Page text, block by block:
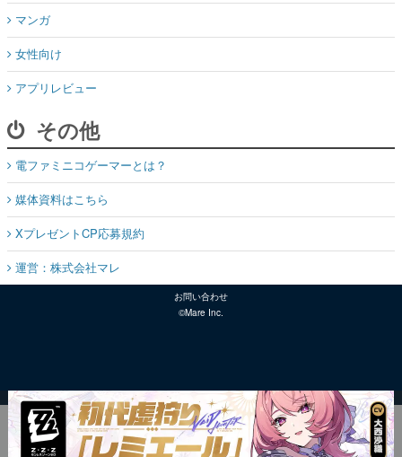
マンガ
女性向け
アプリレビュー
その他
電ファミニコゲーマーとは？
媒体資料はこちら
XプレゼントCP応募規約
運営：株式会社マレ
お問い合わせ
©Mare Inc.